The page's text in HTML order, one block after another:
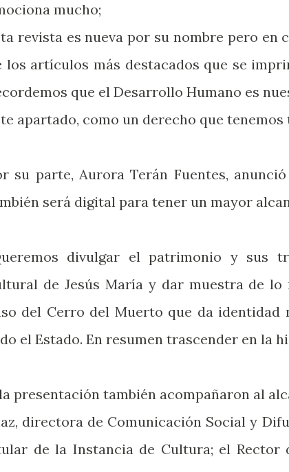
mucho;
revista es nueva por su nombre pero en
los artículos más destacados que se
que el Desarrollo Humano es
apartado, como un derecho que tenemos
su parte, Aurora Terán Fuentes,
será digital para tener un mayor
divulgar el patrimonio y sus
de Jesús María y dar muestra de
del Cerro del Muerto que da identidad
el Estado. En resumen trascender en la
presentación también acompañaron al
directora de Comunicación Social y
de la Instancia de Cultura; el Rector